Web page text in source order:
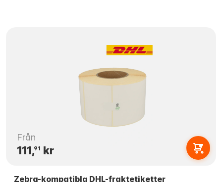
Från
111,91 kr
Zebra-kompatibla DHL-fraktetiketter